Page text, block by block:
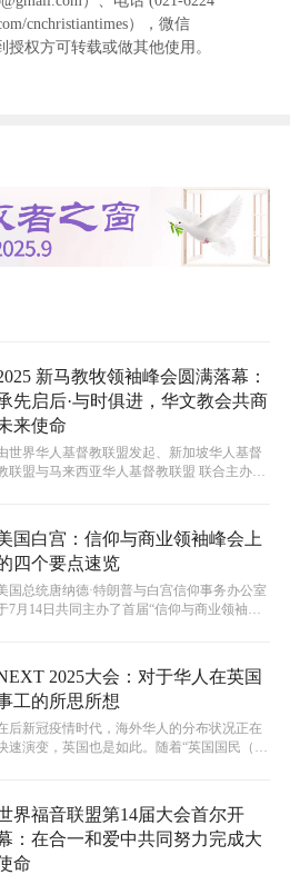
cnchristiantimes），微信
授权方可转载或做其他使用。
新马教牧领袖峰会圆满落幕：
先启后·与时俱进，华文教会共商
来使命
世界华人基督教联盟发起、新加坡华人基督
联盟与马来西亚华人基督教联盟 联合主办
国白宫：信仰与商业领袖峰会上
四个要点速览
国总统唐纳德·特朗普与白宫信仰事务办公室
7月14日共同主办了首届“信仰与商业领袖峰
2025大会：对于华人在英国
工的所思所想
后新冠疫情时代，海外华人的分布状况正在
速演变，英国也是如此。随着“英国国民（海
界福音联盟第14届大会首尔开
：在合一和爱中共同努力完成大
命